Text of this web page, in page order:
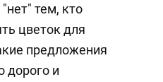
тем, кто
цветок для
предложения
дорого и